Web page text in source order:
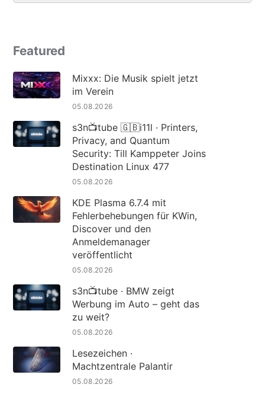
Featured
Mixxx: Die Musik spielt jetzt
im Verein
05.08.2026
s3n📺tube 🇬🇧i11l · Printers,
Privacy, and Quantum
Security: Till Kamppeter Joins
Destination Linux 477
05.08.2026
KDE Plasma 6.7.4 mit
Fehlerbehebungen für KWin,
Discover und den
Anmeldemanager
veröffentlicht
05.08.2026
s3n📺tube · BMW zeigt
Werbung im Auto – geht das
zu weit?
05.08.2026
Lesezeichen ·
Machtzentrale Palantir
05.08.2026